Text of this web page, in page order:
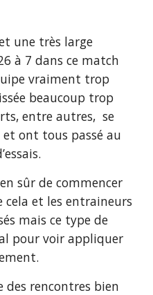
une très large
à 7 dans ce match
vraiment trop
beaucoup trop
entre autres,  se
ont tous passé au
sûr de commencer
et les entraineurs
mais ce type de
pour voir appliquer
des rencontres bien